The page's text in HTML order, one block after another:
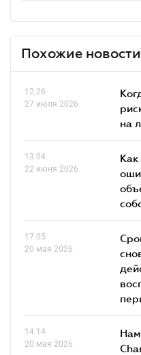
Похожие новости
12.26
27 июля 2026
на
13.04
22 июня 2026
Как
17.05
20 мая 2026
14.14
20 мая 2026